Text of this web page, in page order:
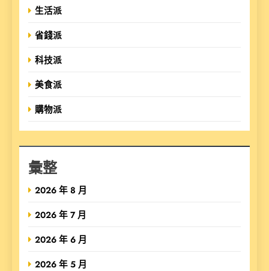
生活派
省錢派
科技派
美食派
購物派
彙整
2026 年 8 月
2026 年 7 月
2026 年 6 月
2026 年 5 月